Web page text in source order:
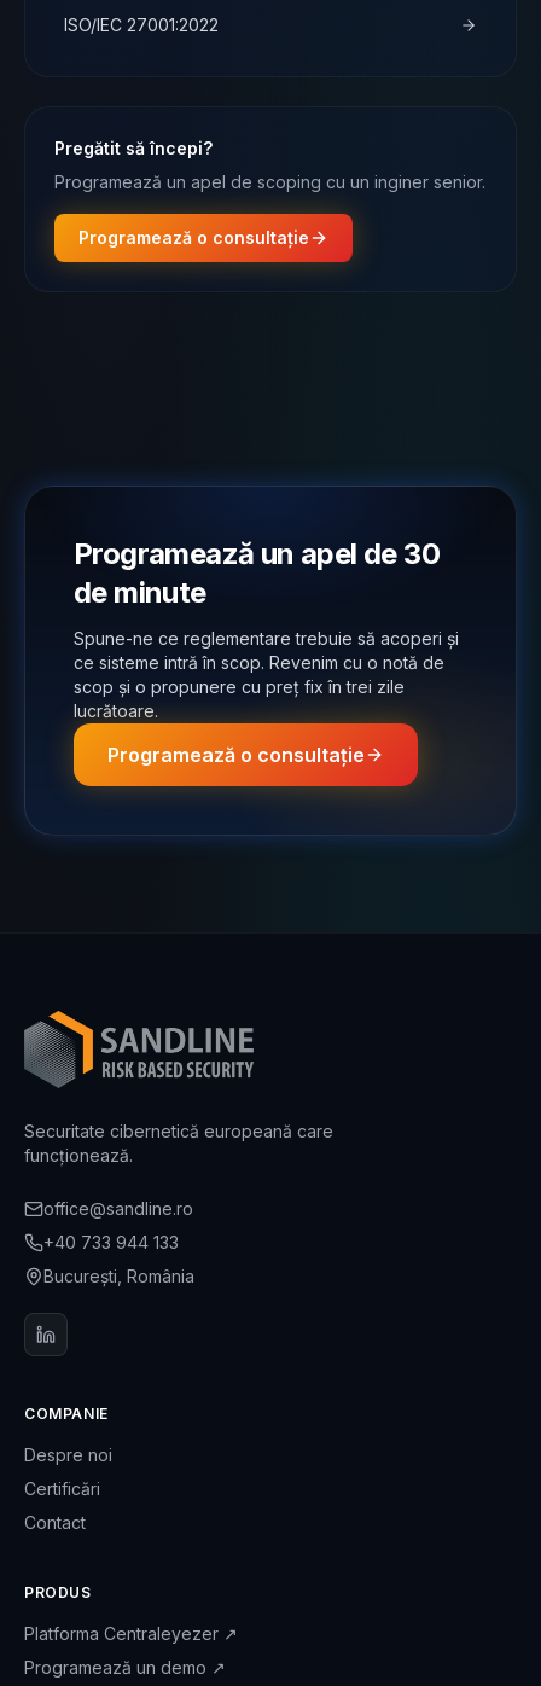
ISO/IEC 27001:2022
Pregătit să începi?
Programează un apel de scoping cu un inginer senior.
Programează o consultație
Programează un apel de 30
de minute
Spune-ne ce reglementare trebuie să acoperi și
ce sisteme intră în scop. Revenim cu o notă de
scop și o propunere cu preț fix în trei zile
lucrătoare.
Programează o consultație
Securitate cibernetică europeană care
funcționează.
office@sandline.ro
+40 733 944 133
București, România
COMPANIE
Despre noi
Certificări
Contact
PRODUS
Platforma Centraleyezer ↗
Programează un demo ↗